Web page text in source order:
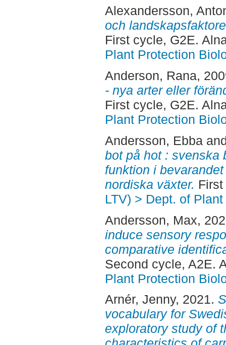
Alexandersson,
och
First cycle, G2E.
Plant Protection
Anderson, Rana,
- nya arter eller
First cycle, G2E.
Plant Protection
Andersson, Ebba
bot på hot : svenska
funktion i
nordiska växter.
LTV) > Dept. of
Andersson, Max,
induce sensory
comparative
Second cycle, A2E.
Plant Protection
Arnér, Jenny, 2021.
vocabulary for
exploratory study of